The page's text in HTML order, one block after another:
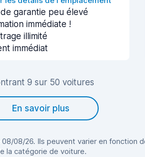
garantie peu élevé
immédiate !
illimité
immédiat
9 sur 50 voitures
En savoir plus
08/26. Ils peuvent varier en fonction
la catégorie de voiture.